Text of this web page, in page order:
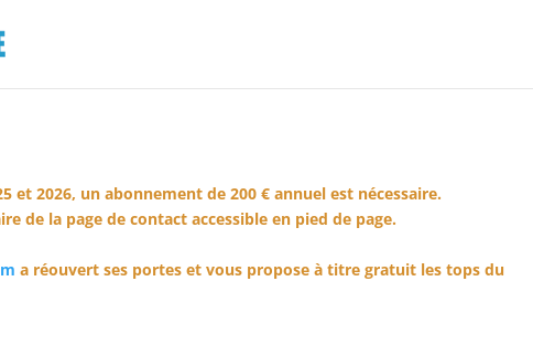
et 2026, un abonnement de 200 € annuel est nécessaire.
de la page de contact accessible en pied de page.
a réouvert ses portes et vous propose à titre gratuit les tops du